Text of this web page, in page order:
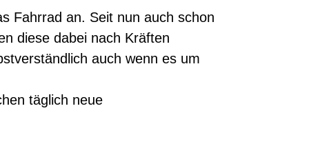
Fahrrad an. Seit nun auch schon
diese dabei nach Kräften
auch wenn es um
täglich neue